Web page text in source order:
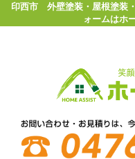
印西市 外壁塗装・屋根塗装
ォームはホ